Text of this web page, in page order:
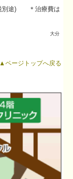
別途) ＊治療費は
大分
▲ページトップへ戻る